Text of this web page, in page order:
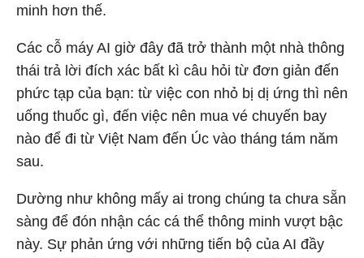
minh hơn thế.
Các cỗ máy AI giờ đây đã trở thành một nhà thông
thái trả lời đích xác bất kì câu hỏi từ đơn giản đến
phức tạp của bạn: từ việc con nhỏ bị dị ứng thì nên
uống thuốc gì, đến việc nên mua vé chuyến bay
nào để đi từ Việt Nam đến Úc vào tháng tám năm
sau.
Dường như không mấy ai trong chúng ta chưa sẵn
sàng để đón nhận các cá thể thông minh vượt bậc
này. Sự phản ứng với những tiến bộ của AI đầy